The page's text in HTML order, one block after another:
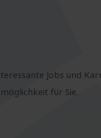
Jobs und
für Sie.